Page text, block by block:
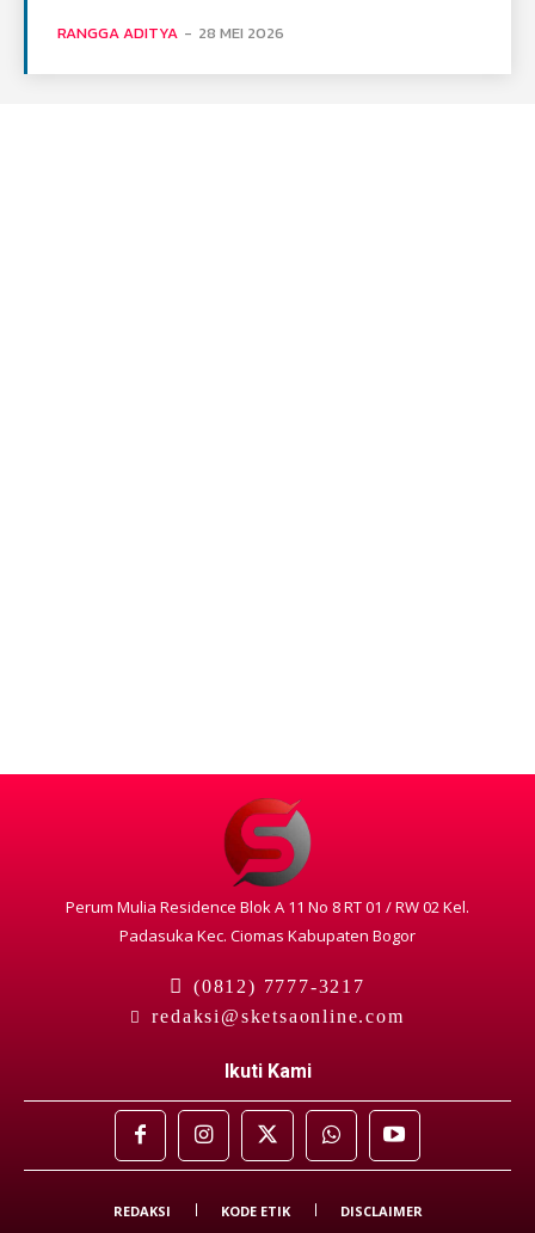
RANGGA ADITYA - 28 MEI 2026
Perum Mulia Residence Blok A 11 No 8 RT 01 / RW 02 Kel.
Padasuka Kec. Ciomas Kabupaten Bogor
(0812) 7777-3217
redaksi@sketsaonline.com
Ikuti Kami
REDAKSI KODE ETIK DISCLAIMER